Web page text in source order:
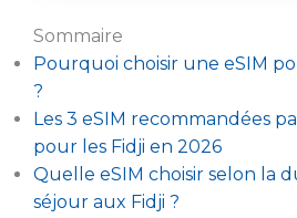
Sommaire
Pourquoi choisir une eSIM
?
Les 3 eSIM recommandées
pour les Fidji en 2026
Quelle eSIM choisir selon la
séjour aux Fidji ?